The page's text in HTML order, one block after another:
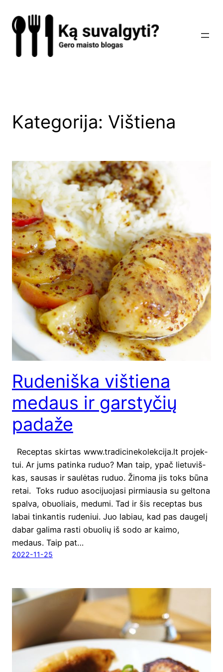
prie
turinio
Kategorija: Vištiena
Rudeniška vištiena
medaus ir garstyčių
padaže
Recep­tas skir­tas www.tradicinekolekcija.lt pro­jek­
tui. Ar jums patin­ka ruduo? Man taip, ypač lie­tu­viš­
kas, sau­sas ir sau­lė­tas ruduo. Žino­ma jis toks būna
retai. Toks ruduo aso­ci­juo­ja­si pir­miau­sia su gel­to­na
spal­va, obuo­liais, medu­mi. Tad ir šis recep­tas bus
labai tin­kan­tis rude­niui. Juo labiau, kad pas dau­ge­lį
dabar gali­ma ras­ti obuo­lių iš sodo ar kai­mo,
medaus. Taip pat…
2022-11-25